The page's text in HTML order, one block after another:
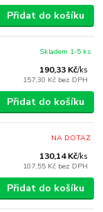
Přidat do košíku
190,33 Kč/ks
157,30 Kč bez DPH
Skladem 1-5 ks
Přidat do košíku
130,14 Kč/ks
107,55 Kč bez DPH
NA DOTAZ
Přidat do košíku